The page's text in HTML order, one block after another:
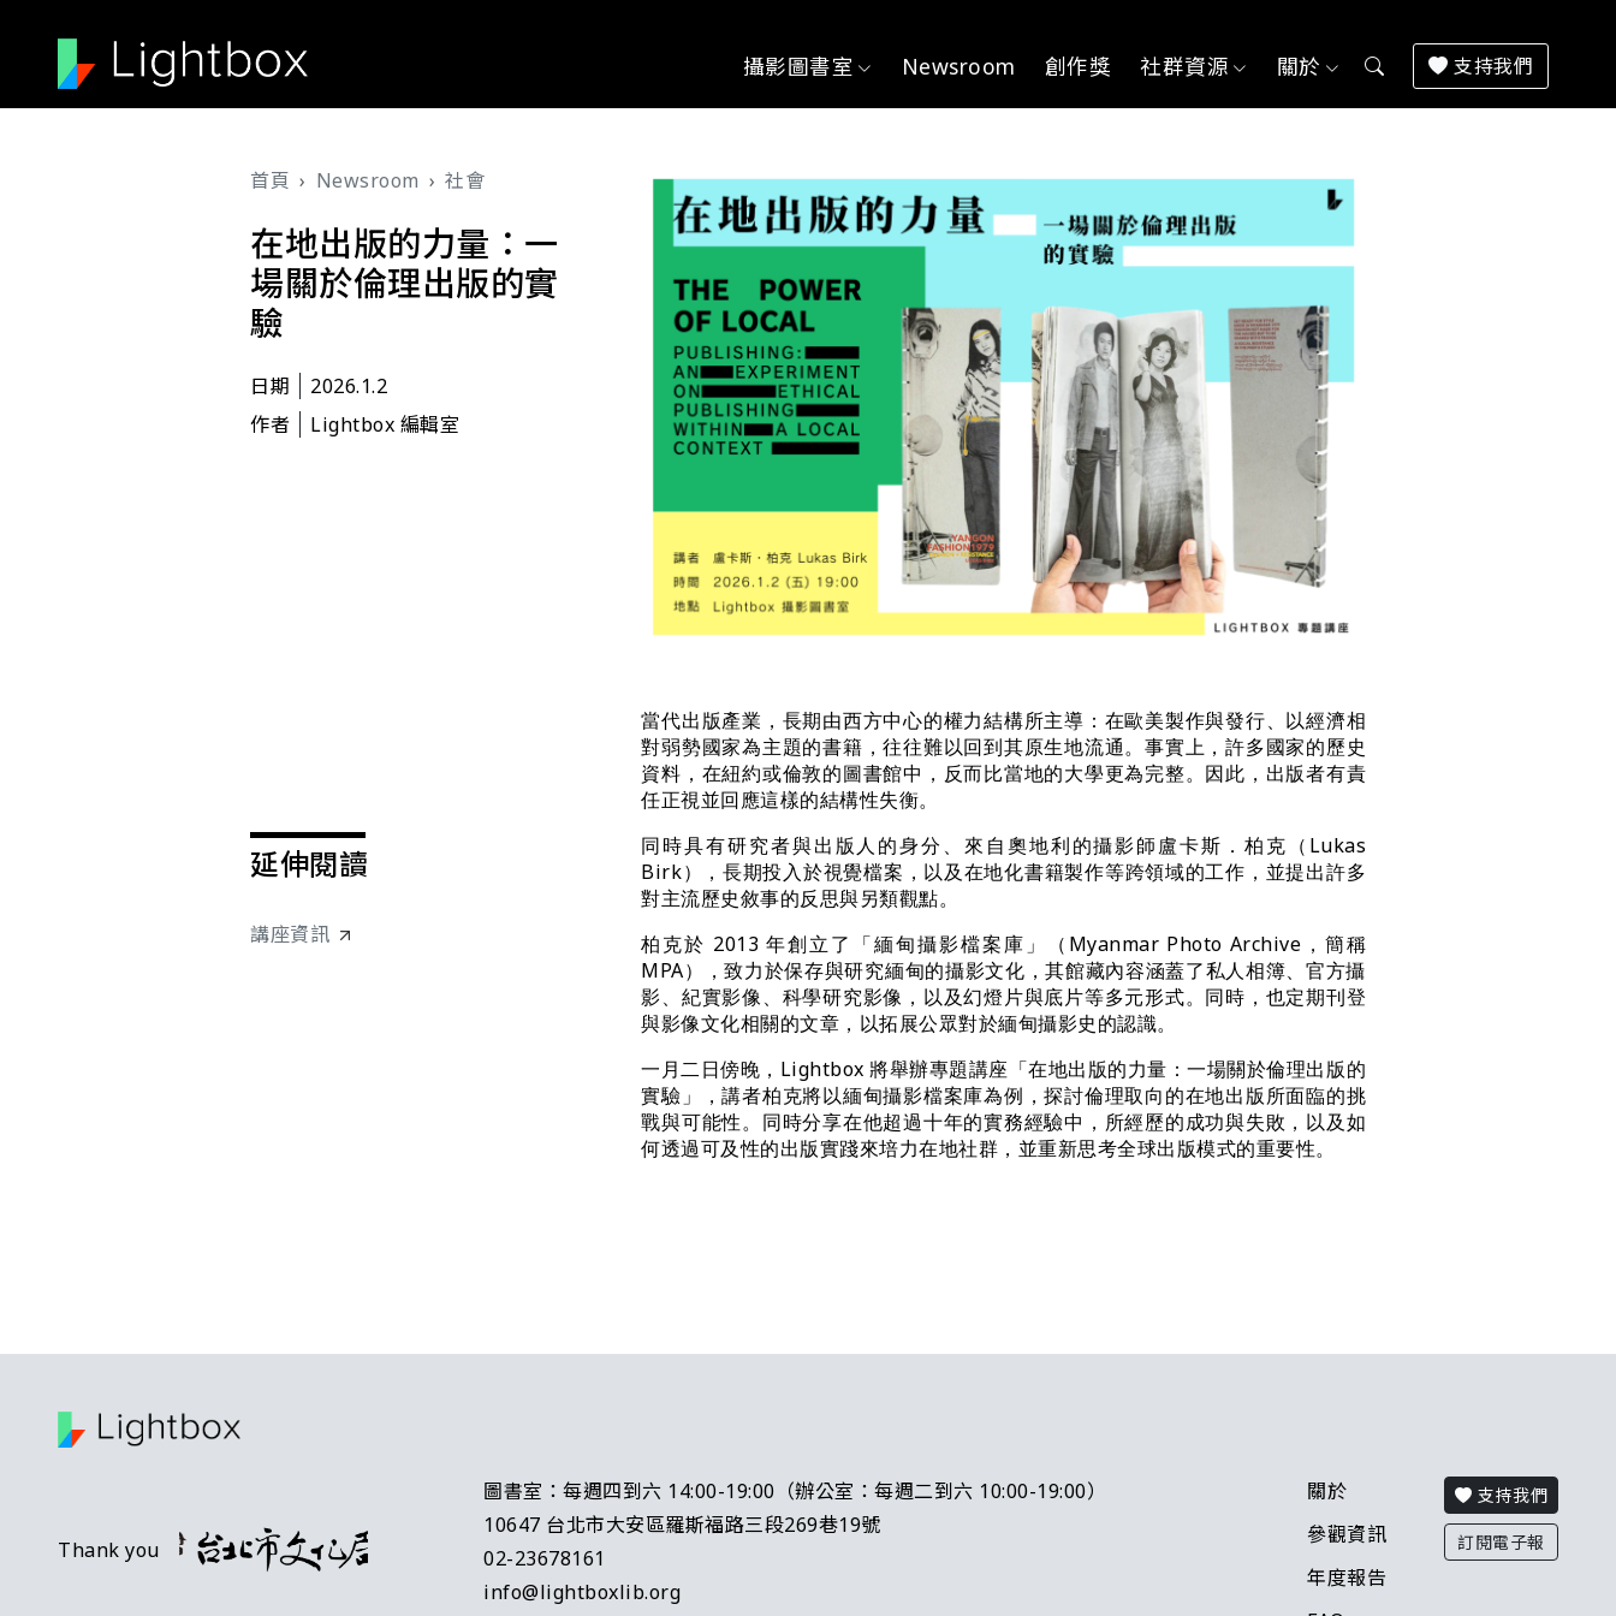
主導覽
攝影圖書室 Newsroom 創作獎 社群資源 關於 支持我們
導航連結
首頁 Newsroom 社會
在地出版的力量：一
場關於倫理出版的實
驗
日期
2026.1.2
作者
Lightbox 編輯室
當代出版產業，長期由西方中心的權力結構所主導：在歐美製作與發行、以經濟相
對弱勢國家為主題的書籍，往往難以回到其原生地流通。事實上，許多國家的歷史
資料，在紐約或倫敦的圖書館中，反而比當地的大學更為完整。因此，出版者有責
任正視並回應這樣的結構性失衡。
同時具有研究者與出版人的身分、來自奧地利的攝影師盧卡斯．柏克（Lukas
Birk），長期投入於視覺檔案，以及在地化書籍製作等跨領域的工作，並提出許多
對主流歷史敘事的反思與另類觀點。
柏克於 2013 年創立了「緬甸攝影檔案庫」（Myanmar Photo Archive，簡稱
MPA），致力於保存與研究緬甸的攝影文化，其館藏內容涵蓋了私人相簿、官方攝
影、紀實影像、科學研究影像，以及幻燈片與底片等多元形式。同時，也定期刊登
與影像文化相關的文章，以拓展公眾對於緬甸攝影史的認識。
一月二日傍晚，Lightbox 將舉辦專題講座「在地出版的力量：一場關於倫理出版的
實驗」，講者柏克將以緬甸攝影檔案庫為例，探討倫理取向的在地出版所面臨的挑
戰與可能性。同時分享在他超過十年的實務經驗中，所經歷的成功與失敗，以及如
何透過可及性的出版實踐來培力在地社群，並重新思考全球出版模式的重要性。
延伸閱讀
講座資訊
Thank you
圖書室：每週四到六 14:00-19:00（辦公室：每週二到六 10:00-19:00）
10647 台北市大安區羅斯福路三段269巷19號
02-23678161
info@lightboxlib.org
關於
參觀資訊
年度報告
支持我們
訂閱電子報